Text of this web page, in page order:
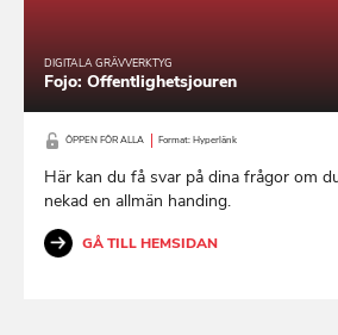
DIGITALA GRÄVVERKTYG
Fojo: Offentlighetsjouren
ÖPPEN FÖR ALLA Format: Hyperlänk
Här kan du få svar på dina frågor om
nekad en allmän handing.
GÅ TILL HEMSIDAN